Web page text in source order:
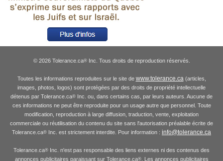
© 2026 Tolerance.ca®Inc. Tous droits de reproduction réservés.
Toutes les informations reproduites sur le site de www.tolerance.ca (articles,
images, photos, logos) sont protégées par des droits de propriété intellectuelle
détenus par Tolerance.ca® Inc. ou, dans certains cas, par leurs auteurs. Aucune de
ces informations ne peut être reproduite pour un usage autre que personnel. Toute
modification, reproduction à large diffusion, traduction, vente, exploitation
commerciale ou réutilisation du contenu du site sans l'autorisation préalable écrite de
Tolerance.ca® Inc. est strictement interdite. Pour information : info@tolerance.ca
Tolerance.ca® Inc. n'est pas responsable des liens externes ni des contenus des
annonces publicitaires paraissant sur Tolerance.ca®. Les annonces publicitaires